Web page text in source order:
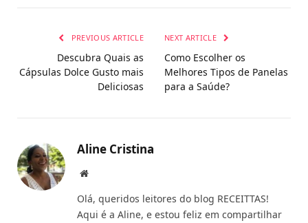
PREVIOUS ARTICLE
Descubra Quais as
Cápsulas Dolce Gusto mais
Deliciosas
NEXT ARTICLE
Como Escolher os
Melhores Tipos de Panelas
para a Saúde?
Aline Cristina
Website
Olá, queridos leitores do blog RECEITTAS!
Aqui é a Aline, e estou feliz em compartilhar